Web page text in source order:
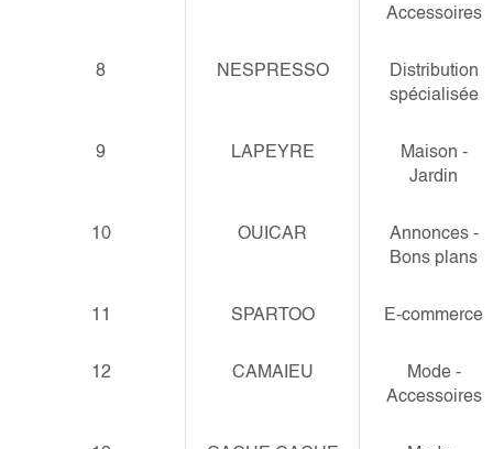
Accessoires
8 NESPRESSO
Distribution
spécialisée
9 LAPEYRE
Maison -
Jardin
10 OUICAR
Annonces -
Bons plans
11 SPARTOO E-commerce
12 CAMAIEU
Mode -
Accessoires